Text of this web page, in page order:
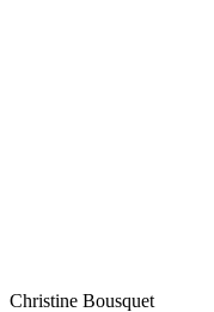
Christine Bousquet